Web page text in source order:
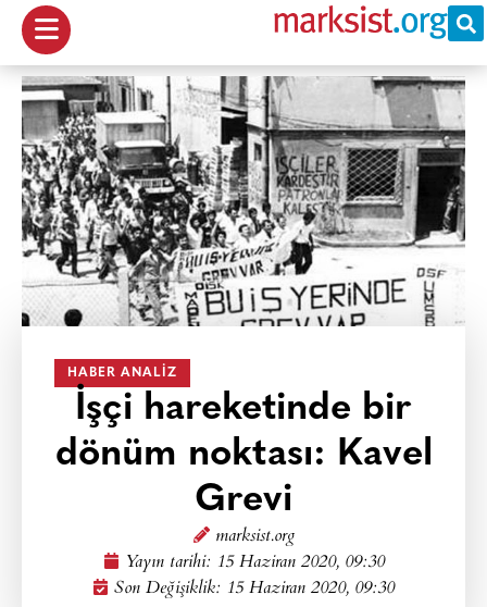
HABER ANALIZ
İşçi hareketinde bir
dönüm noktası: Kavel
Grevi
marksist.org
Yayın tarihi: 15 Haziran 2020, 09:30
Son Değişiklik: 15 Haziran 2020, 09:30